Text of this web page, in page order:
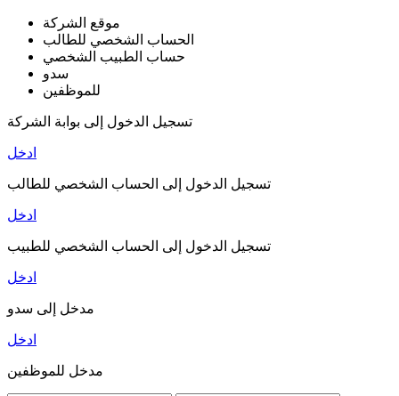
موقع الشركة
الحساب الشخصي للطالب
حساب الطبيب الشخصي
سدو
للموظفين
تسجيل الدخول إلى بوابة الشركة
ادخل
تسجيل الدخول إلى الحساب الشخصي للطالب
ادخل
تسجيل الدخول إلى الحساب الشخصي للطبيب
ادخل
مدخل إلى سدو
ادخل
مدخل للموظفين